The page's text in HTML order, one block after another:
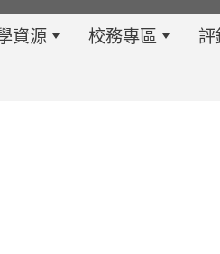
資源 校務專區